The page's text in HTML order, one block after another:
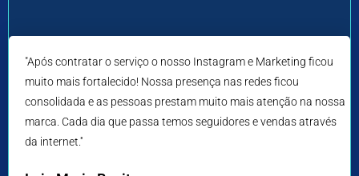
"Após contratar o serviço o nosso Instagram e Marketing ficou
muito mais fortalecido! Nossa presença nas redes ficou
consolidada e as pessoas prestam muito mais atenção na nossa
marca. Cada dia que passa temos seguidores e vendas através
da internet.''